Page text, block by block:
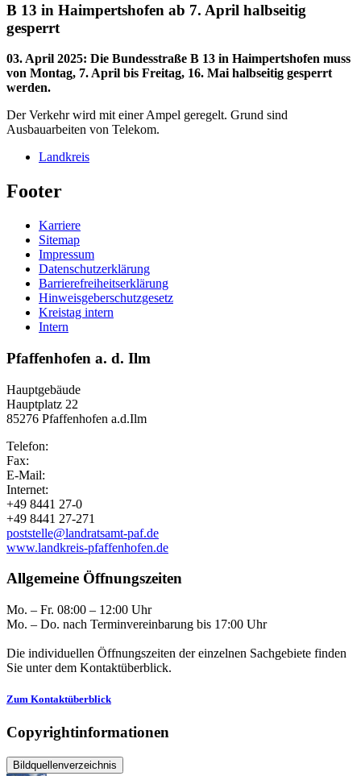
B 13 in Haimpertshofen ab 7. April halbseitig
gesperrt
03. April 2025: Die Bundesstraße B 13 in Haimpertshofen muss
von Montag, 7. April bis Freitag, 16. Mai halbseitig gesperrt
werden.
Der Verkehr wird mit einer Ampel geregelt. Grund sind
Ausbauarbeiten von Telekom.
Landkreis
Footer
Karriere
Sitemap
Impressum
Datenschutzerklärung
Barrierefreiheitserklärung
Hinweisgeberschutzgesetz
Kreistag intern
Intern
Pfaffenhofen a. d. Ilm
Hauptgebäude
Hauptplatz 22
85276 Pfaffenhofen a.d.Ilm
Telefon:
Fax:
E-Mail:
Internet:
+49 8441 27-0
+49 8441 27-271
poststelle@landratsamt-paf.de
www.landkreis-pfaffenhofen.de
Allgemeine Öffnungszeiten
Mo. – Fr. 08:00 – 12:00 Uhr
Mo. – Do. nach Terminvereinbarung bis 17:00 Uhr
Die individuellen Öffnungszeiten der einzelnen Sachgebiete finden
Sie unter dem Kontaktüberblick.
Zum Kontaktüberblick
Copyrightinformationen
Bildquellenverzeichnis